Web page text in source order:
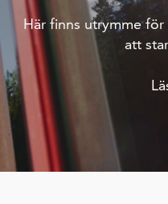
Här finns utrymme
att